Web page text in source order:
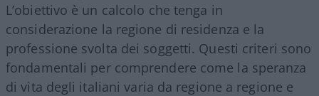
L’obiettivo è un calcolo che tenga in
considerazione la regione di residenza e la
professione svolta dei soggetti. Questi criteri sono
fondamentali per comprendere come la speranza
di vita degli italiani varia da regione a regione e